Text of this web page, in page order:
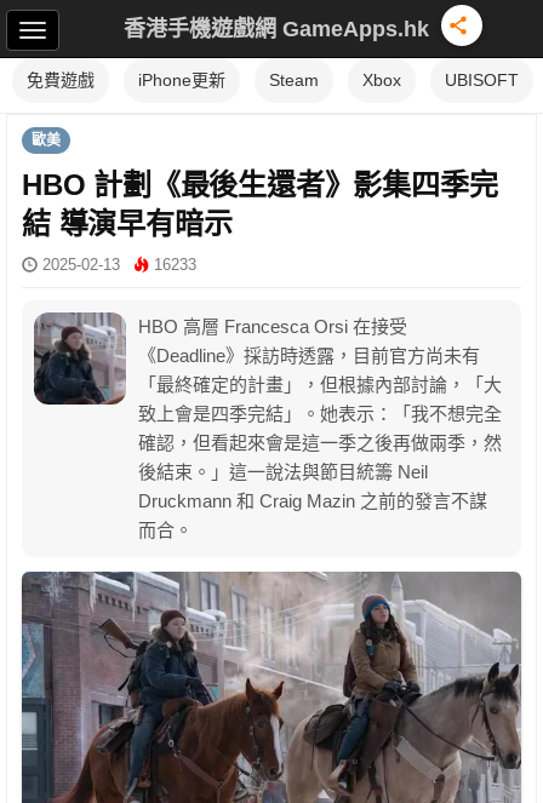
香港手機遊戲網 GameApps.hk
免費遊戲 iPhone更新 Steam Xbox UBISOFT
歐美
HBO 計劃《最後生還者》影集四季完
結 導演早有暗示
2025-02-13 16233
HBO 高層 Francesca Orsi 在接受
《Deadline》採訪時透露，目前官方尚未有
「最終確定的計畫」，但根據內部討論，「大
致上會是四季完結」。她表示：「我不想完全
確認，但看起來會是這一季之後再做兩季，然
後結束。」這一說法與節目統籌 Neil
Druckmann 和 Craig Mazin 之前的發言不謀
而合。